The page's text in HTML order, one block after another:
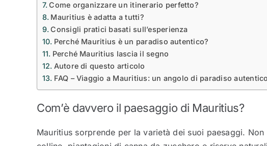
Come organizzare un itinerario perfetto?
Mauritius è adatta a tutti?
Consigli pratici basati sull’esperienza
Perché Mauritius è un paradiso autentico?
Perché Mauritius lascia il segno
Autore di questo articolo
FAQ – Viaggio a Mauritius: un angolo di paradiso autentico
Com’è davvero il paesaggio di Mauritius?
Mauritius sorprende per la varietà dei suoi paesaggi.